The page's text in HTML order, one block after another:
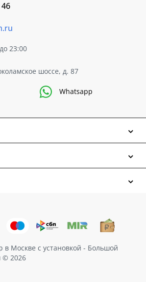
23:00
шоссе, д. 87
Whatsapp
в Москве с установкой - Большой
© 2026